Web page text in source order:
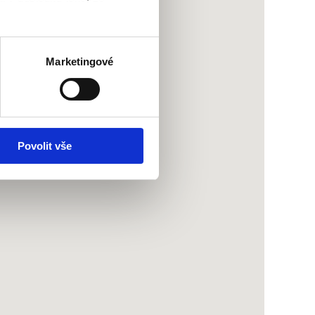
Marketingové
Povolit vše